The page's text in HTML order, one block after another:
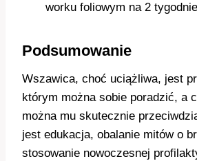
worku foliowym na 2
Podsumowanie
Wszawica, choć uciążliwa, jest
którym można sobie poradzić, a
można mu skutecznie
jest edukacja, obalanie mitów o
stosowanie nowoczesnej